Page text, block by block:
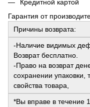
Кредитной картой
Гарантия от
Причины возврата:
-Наличие видимых
Возврат бесплатно.
-Право на возврат
сохранении упаковки,
свойства товара,
*Вы вправе в течение